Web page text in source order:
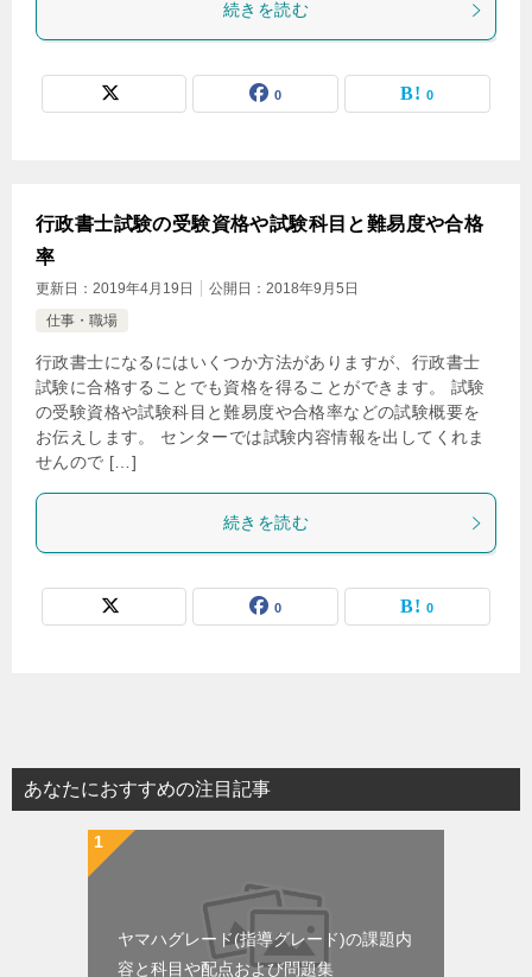
続きを読む
0 0
行政書士試験の受験資格や試験科目と難易度や合格
率
更新日： 2019年4月19日 公開日： 2018年9月5日
仕事・職場
行政書士になるにはいくつか方法がありますが、行政書士
試験に合格することでも資格を得ることができます。 試験
の受験資格や試験科目と難易度や合格率などの試験概要を
お伝えします。 センターでは試験内容情報を出してくれま
せんので […]
続きを読む
0 0
あなたにおすすめの注目記事
ヤマハグレード(指導グレード)の課題内
容と科目や配点および問題集